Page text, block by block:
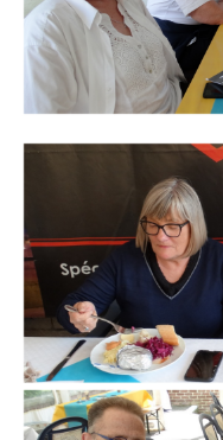
Branding